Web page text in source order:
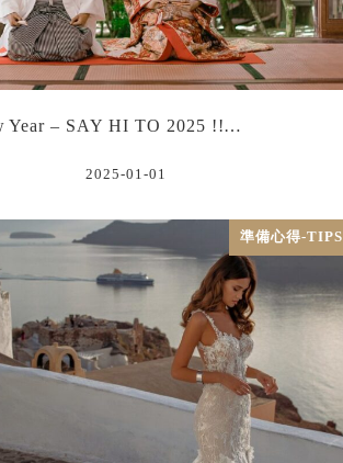
Year – SAY HI TO 2025 !!…
2025-01-01
準備心得-TIPS